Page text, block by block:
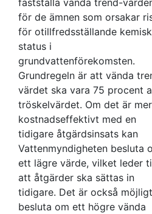
behövs för att så
kostnadseffektivt
som möjligt
åtminstone i
görligaste mån
mildra varje
miljömässigt
betydande skadlig
förändring i
procent om det
behövs för att
inte gör det
möjligt att
identifiera en
och ihållande
uppåtgående
trend när
vända trend-­
värdet utgör
75 procent av
eller
ökningstakten
hos trenden
Vid fastställande av
ska vid behov
hänsyn tas till
kraven i
förordningen om
miljöhänsyn i
jordbruket
(1998:915).
Det procentuella
förhållandet
tröskelvärdet och
vända trend­-värdet
ska inte ändras
under pågående
för de ämnen som orsakar
för otillfredsställande kemisk
status i
grundvattenförekomsten.
Grundregeln är att vända
värdet ska vara 75 procent
tröskelvärdet. Om det är mer
kostnadseffektivt med en
tidigare åtgärdsinsats kan
Vattenmyndigheten besluta
ett lägre värde, vilket leder
att åtgärder ska sättas in
tidigare. Det är också
besluta om ett högre vända